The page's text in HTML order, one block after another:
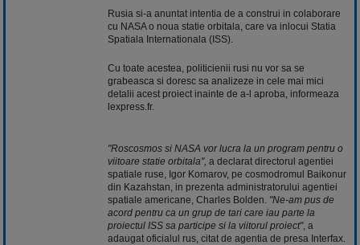
Rusia si-a anuntat intentia de a construi in colaborare
cu NASA o noua statie orbitala, care va inlocui Statia
Spatiala Internationala (ISS).
Cu toate acestea, politicienii rusi nu vor sa se
grabeasca si doresc sa analizeze in cele mai mici
detalii acest proiect inainte de a-l aproba, informeaza
lexpress.fr.
"Roscosmos si NASA vor lucra la un program pentru o
viitoare statie orbitala", a declarat directorul agentiei
spatiale ruse, Igor Komarov, pe cosmodromul Baikonur
din Kazahstan, in prezenta administratorului agentiei
spatiale americane, Charles Bolden. "Ne-am pus de
acord pentru ca un grup de tari care iau parte la
proiectul ISS sa participe si la viitorul proiect", a
adaugat oficialul rus, citat de agentia de presa Interfax.